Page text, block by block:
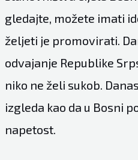
gledajte, možete imati
željeti je promovirati.
odvajanje Republike
niko ne želi sukob.
izgleda kao da u Bosni
napetost.